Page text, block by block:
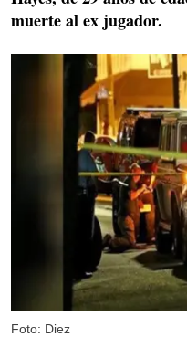
muerte al ex jugador.
Foto: Diez